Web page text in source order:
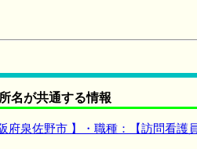
名が共通する情報
泉佐野市 】・職種：【訪問看護員